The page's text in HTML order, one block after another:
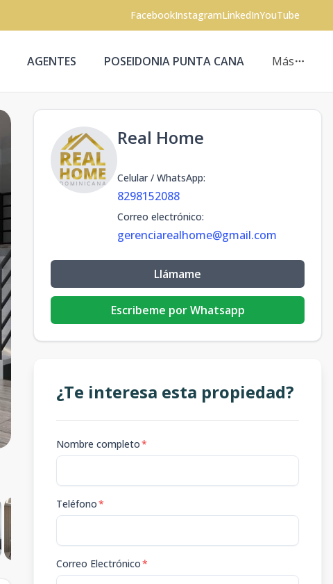
FacebookInstagramLinkedInYouTube
AGENTES POSEIDONIA PUNTA CANA Más
Real Home
Celular / WhatsApp:
8298152088
Correo electrónico:
gerenciarealhome@gmail.com
Llámame
Escribeme por Whatsapp
¿Te interesa esta propiedad?
Nombre completo*
Teléfono*
Correo Electrónico*